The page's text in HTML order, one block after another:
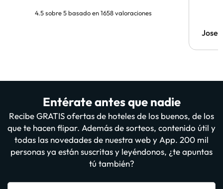
4.5 sobre 5 basado en 1658 valoraciones
Jose
Entérate antes que nadie
Recibe GRATIS ofertas de hoteles de los buenos, de los
que te hacen flipar. Además de sorteos, contenido útil y
todas las novedades de nuestra web y App. 200 mil
personas ya están suscritas y leyéndonos, ¿te apuntas
tú también?